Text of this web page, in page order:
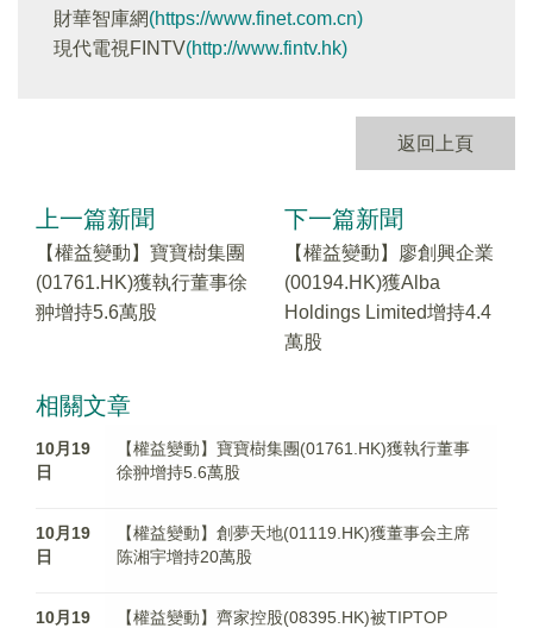
財華智庫網(https://www.finet.com.cn)
現代電視FINTV(http://www.fintv.hk)
返回上頁
上一篇新聞
【權益變動】寶寶樹集團
(01761.HK)獲執行董事徐
翀增持5.6萬股
下一篇新聞
【權益變動】廖創興企業
(00194.HK)獲Alba
Holdings Limited增持4.4
萬股
相關文章
10月19
日
【權益變動】寶寶樹集團(01761.HK)獲執行董事
徐翀增持5.6萬股
10月19
日
【權益變動】創夢天地(01119.HK)獲董事会主席
陈湘宇增持20萬股
10月19
【權益變動】齊家控股(08395.HK)被TIPTOP